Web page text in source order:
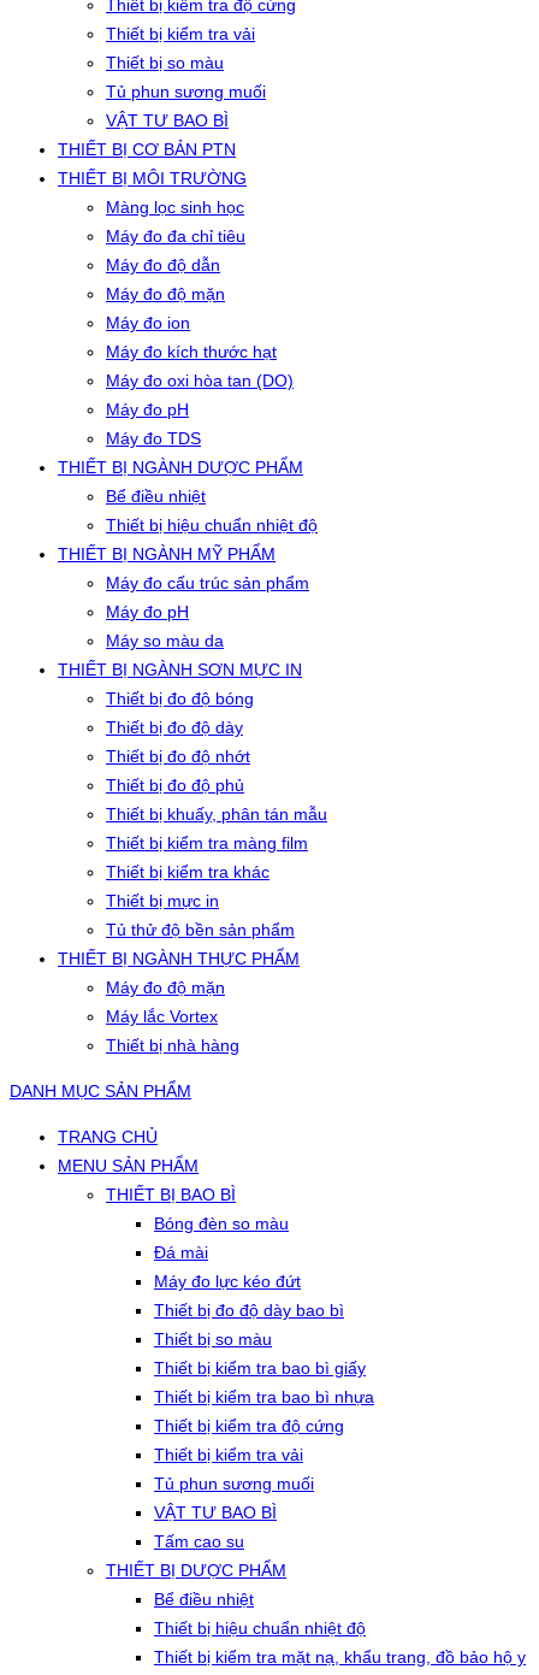
Thiết bị kiểm tra độ cứng
Thiết bị kiểm tra vải
Thiết bị so màu
Tủ phun sương muối
VẬT TƯ BAO BÌ
THIẾT BỊ CƠ BẢN PTN
THIẾT BỊ MÔI TRƯỜNG
Màng lọc sinh học
Máy đo đa chỉ tiêu
Máy đo độ dẫn
Máy đo độ mặn
Máy đo ion
Máy đo kích thước hạt
Máy đo oxi hòa tan (DO)
Máy đo pH
Máy đo TDS
THIẾT BỊ NGÀNH DƯỢC PHẨM
Bể điều nhiệt
Thiết bị hiệu chuẩn nhiệt độ
THIẾT BỊ NGÀNH MỸ PHẨM
Máy đo cấu trúc sản phẩm
Máy đo pH
Máy so màu da
THIẾT BỊ NGÀNH SƠN MỰC IN
Thiết bị đo độ bóng
Thiết bị đo độ dày
Thiết bị đo độ nhớt
Thiết bị đo độ phủ
Thiết bị khuấy, phân tán mẫu
Thiết bị kiểm tra màng film
Thiết bị kiểm tra khác
Thiết bị mực in
Tủ thử độ bền sản phẩm
THIẾT BỊ NGÀNH THỰC PHẨM
Máy đo độ mặn
Máy lắc Vortex
Thiết bị nhà hàng
DANH MỤC SẢN PHẨM
TRANG CHỦ
MENU SẢN PHẨM
THIẾT BỊ BAO BÌ
Bóng đèn so màu
Đá mài
Máy đo lực kéo đứt
Thiết bị đo độ dày bao bì
Thiết bị so màu
Thiết bị kiểm tra bao bì giấy
Thiết bị kiểm tra bao bì nhựa
Thiết bị kiểm tra độ cứng
Thiết bị kiểm tra vải
Tủ phun sương muối
VẬT TƯ BAO BÌ
Tấm cao su
THIẾT BỊ DƯỢC PHẨM
Bể điều nhiệt
Thiết bị hiệu chuẩn nhiệt độ
Thiết bị kiểm tra mặt nạ, khẩu trang, đồ bảo hộ y